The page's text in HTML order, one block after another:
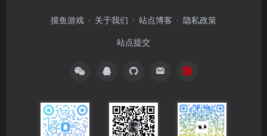
摸鱼游戏 关于我们 站点博客 隐私政策
站点提交